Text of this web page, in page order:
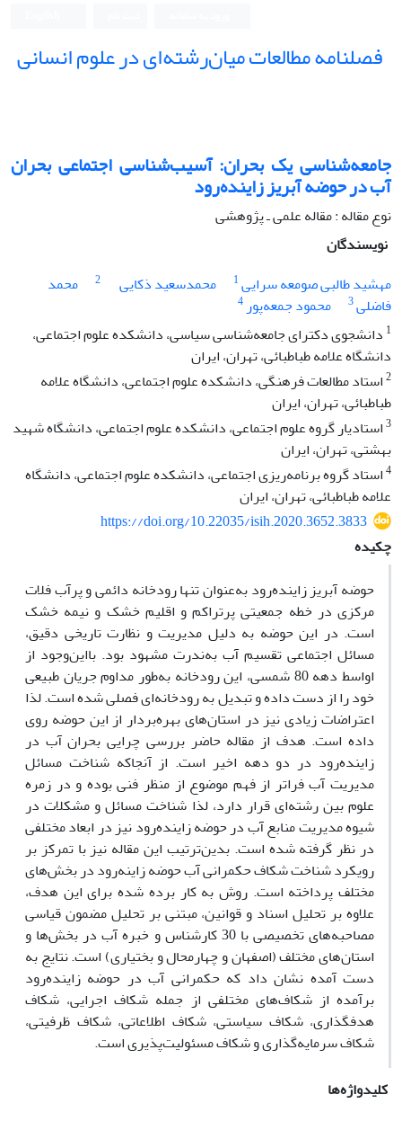
فصلنامه مطالعات میان‌رشته‌ای در علوم انسانی
جامعه‌شناسی یک بحران: آسیب‌شناسی اجتماعی بحران
آب در حوضه آبریز زاینده‌رود
نوع مقاله : مقاله علمی ـ پژوهشی
نویسندگان
مهشید طالبی صومعه سرایی1 محمدسعید ذکایی 2
محمد
فاضلی3 محمود جمعه‌پور4
1 دانشجوی دکترای جامعه‌شناسی سیاسی، دانشکده علوم اجتماعی،
دانشگاه علامه طباطبائی، تهران، ایران
2استاد مطالعات فرهنگی، دانشکده علوم اجتماعی، دانشگاه علامه
طباطبائی، تهران، ایران
3استادیار گروه علوم اجتماعی، دانشکده علوم اجتماعی، دانشگاه شهید
بهشتی، تهران، ایران
4استاد گروه برنامه‌ریزی اجتماعی، دانشکده علوم اجتماعی، دانشگاه
علامه طباطبائی، تهران، ایران
https://doi.org/10.22035/isih.2020.3652.3833
چکیده
حوضه آبریز زاینده‌رود به‌عنوان تنها رودخانه دائمی و پرآب فلات
مرکزی در خطه‌ جمعیتی پرتراکم و اقلیم خشک و نیمه خشک
است. در این حوضه به دلیل مدیریت و نظارت تاریخی دقیق،
مسائل اجتماعی تقسیم آب به‌ندرت مشهود بود. بااین‌وجود از
اواسط دهه 80 شمسی، این رودخانه به‌طور مداوم جریان طبیعی
خود را از دست داده و تبدیل به رودخانه‌ای فصلی شده است. لذا
اعتراضات زیادی نیز در استان‌های بهره‌بردار از این حوضه روی
داده است. هدف از مقاله حاضر بررسی چرایی بحران آب در
زاینده‌رود در دو دهه اخیر است. از آنجاکه شناخت مسائل
مدیریت آب فراتر از فهم موضوع از منظر فنی بوده و در زمره
علوم بین رشته‌ای قرار دارد، لذا شناخت مسائل و مشکلات در
شیوه مدیریت منابع آب در حوضه زاینده‌رود نیز در ابعاد مختلفی
در نظر گرفته شده است. بدین‌ترتیب این مقاله نیز با تمرکز بر
رویکرد شناخت شکاف حکمرانی آب حوضه زاینه‌رود در بخش‌های
مختلف پرداخته است. روش به کار برده شده برای این هدف،
علاوه بر تحلیل اسناد و قوانین، مبتنی بر تحلیل مضمون قیاسی
مصاحبه‌های تخصیصی با 30 کارشناس و خبره آب در بخش‌ها و
استان‌های مختلف (اصفهان و چهارمحال و بختیاری) است. نتایج به
دست آمده نشان داد که حکمرانی آب در حوضه زاینده‌رود
برآمده از شکاف‌های مختلفی از جمله شکاف اجرایی، شکاف
هدفگذاری، شکاف سیاستی، شکاف اطلاعاتی، شکاف ظرفیتی،
شکاف سرمایه‌گذاری و شکاف مسئولیت‌پذیری است.
کلیدواژه‌ها